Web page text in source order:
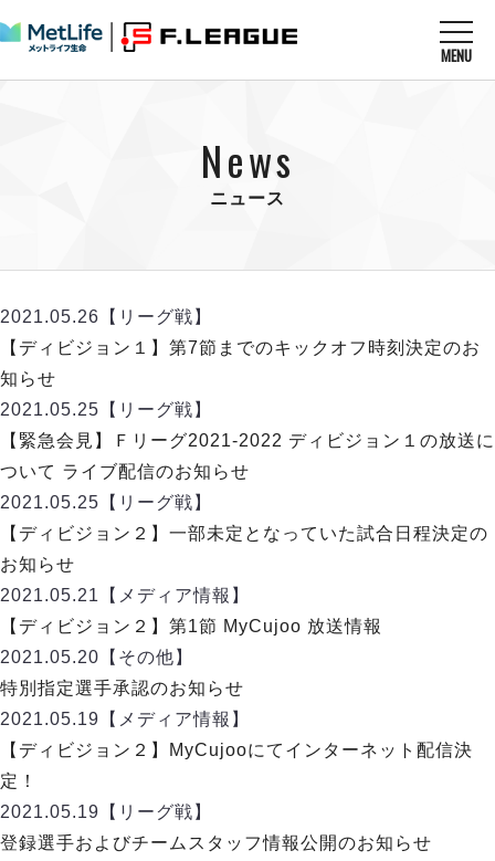
MENU
U-23選抜
クラブ
チケット
メディア情報
フットサル日本代表
その他
MATCHES
順位表
戦績表
警告・退場・出場停止選手
個人ランキング｜ゴール
個人ランキング｜シュート
個人ランキング｜シュート成功率
個人ランキング｜第2PK
メットライフ生命Ｆ２リーグ
試合日程
順位表
戦績表
警告・退場・出場停止選手
個人ランキング｜ゴール
個人ランキング｜シュート
個人ランキング｜シュート成功率
個人ランキング｜第2PK
メットライフ生命Ｆ１リーグ
バルドラール浦安
フウガドールすみだ
しながわシティ
立川アスレティックFC
ペスカドーラ町田
湘南ベルマーレ
ボアルース長野
名古屋オーシャンズ
シュライカー大阪
ボルクバレット北九州
バサジィ大分
メットライフ生命Ｆ２リーグ
ヴォスクオーレ仙台
マルバ水戸FC
チケットを買う
アリーナ情報 ARENA
リーグ概要 ABOUT US
リーグ概要
日本フットサルリーグについて
大会概要
リーグ要項
クラブライセンス関連
アリーナ観戦マナー&ルール
過去の記録
過去の試合記録
ディビジョン1 試合記録
ディビジョン2 試合記録
Ｆリーグカップ 試合記録
リーグ統計データ
プロジェクト
ABeam AWARD
DIVISION 01
News
ニュース
2021.05.26 【リーグ戦】
【ディビジョン１】第7節までのキックオフ時刻決定のお
知らせ
2021.05.25 【リーグ戦】
【緊急会見】Ｆリーグ2021-2022 ディビジョン１の放送に
ついて ライブ配信のお知らせ
2021.05.25 【リーグ戦】
【ディビジョン２】一部未定となっていた試合日程決定の
お知らせ
2021.05.21
【メディア情報】
【ディビジョン２】第1節 MyCujoo 放送情報
2021.05.20 【その他】
特別指定選手承認のお知らせ
2021.05.19 【メディア情報】
【ディビジョン２】MyCujooにてインターネット配信決
定！
2021.05.19 【リーグ戦】
登録選手およびチームスタッフ情報公開のお知らせ